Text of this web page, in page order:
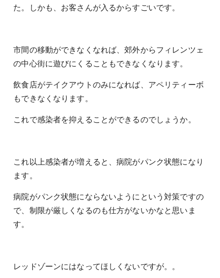
た。しかも、お客さんが入るからすごいです。
市間の移動ができなくなれば、郊外からフィレンツェ
の中心街に遊びにくることもできなくなります。
飲食店がテイクアウトのみになれば、アペリティーボ
もできなくなります。
これで感染者を抑えることができるのでしょうか。
これ以上感染者が増えると、病院がパンク状態になり
ます。
病院がパンク状態にならないようにという対策ですの
で、制限が厳しくなるのも仕方がないかなと思いま
す。
レッドゾーンにはなってほしくないですが。。